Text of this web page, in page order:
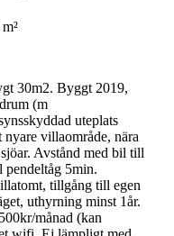
30m2. Byggt 2019,
(m
uteplats
villaområde, nära
Avstånd med bil till
pendeltåg 5min.
tillgång till egen
uthyrning minst 1år.
månad (kan